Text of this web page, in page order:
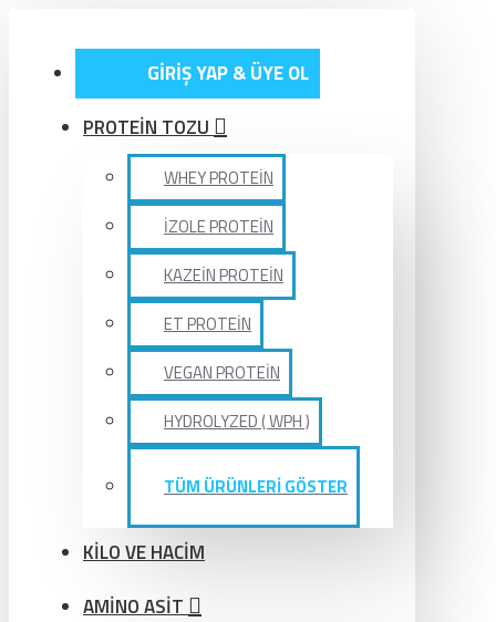
GİRİŞ YAP & ÜYE OL
PROTEİN TOZU
WHEY PROTEİN
İZOLE PROTEİN
KAZEİN PROTEİN
ET PROTEİN
VEGAN PROTEİN
HYDROLYZED ( WPH )
TÜM ÜRÜNLERİ GÖSTER
KİLO VE HACİM
AMİNO ASİT